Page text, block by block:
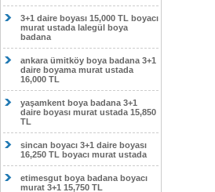
3+1 daire boyası 15,000 TL boyacı
murat ustada lalegül boya
badana
ankara ümitköy boya badana 3+1
daire boyama murat ustada
16,000 TL
yaşamkent boya badana 3+1
daire boyası murat ustada 15,850
TL
sincan boyacı 3+1 daire boyası
16,250 TL boyacı murat ustada
etimesgut boya badana boyacı
murat 3+1 15,750 TL